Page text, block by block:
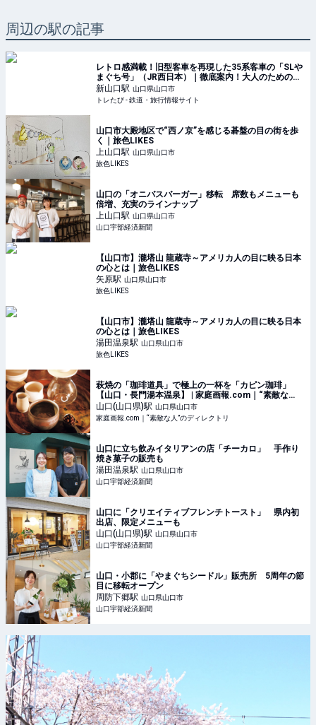
周辺の駅の記事
レトロ感満載！旧型客車を再現した35系客車の「SLや
まぐち号」（JR西日本）｜徹底案内！大人のための観
光列車 | トレたび - 鉄道・旅行情報サイト
新山口駅 山口県山口市
トレたび - 鉄道・旅行情報サイト
山口市大殿地区で“西ノ京”を感じる碁盤の目の街を歩
く｜旅色LIKES
上山口駅 山口県山口市
旅色LIKES
山口の「オニバスバーガー」移転 席数もメニューも
倍増、充実のラインナップ
上山口駅 山口県山口市
山口宇部経済新聞
【山口市】瀧塔山 龍蔵寺～アメリカ人の目に映る日本
の心とは｜旅色LIKES
矢原駅 山口県山口市
旅色LIKES
【山口市】瀧塔山 龍蔵寺～アメリカ人の目に映る日本
の心とは｜旅色LIKES
湯田温泉駅 山口県山口市
旅色LIKES
萩焼の「珈琲道具」で極上の一杯を「カピン珈琲」
【山口・長門湯本温泉】 | 家庭画報.com｜“素敵な
人”のディレクトリ
山口(山口県)駅 山口県山口市
家庭画報.com｜“素敵な人”のディレクトリ
山口に立ち飲みイタリアンの店「チーカロ」 手作り
焼き菓子の販売も
湯田温泉駅 山口県山口市
山口宇部経済新聞
山口に「クリエイティブフレンチトースト」 県内初
出店、限定メニューも
山口(山口県)駅 山口県山口市
山口宇部経済新聞
山口・小郡に「やまぐちシードル」販売所 5周年の節
目に移転オープン
周防下郷駅 山口県山口市
山口宇部経済新聞